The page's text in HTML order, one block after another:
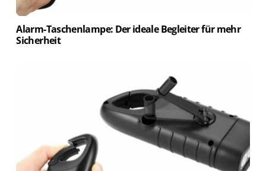
Alarm-Taschenlampe: Der ideale Begleiter für mehr
Sicherheit